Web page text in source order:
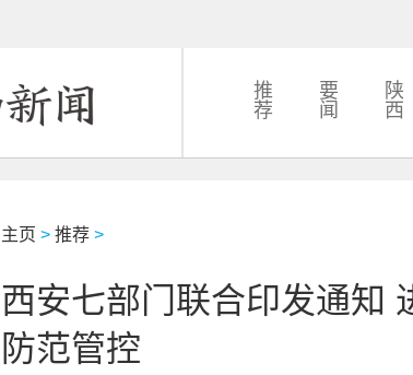
推
荐
要
闻
陕
西
主页 > 推荐 >
西安七部门联合印发通知
防范管控